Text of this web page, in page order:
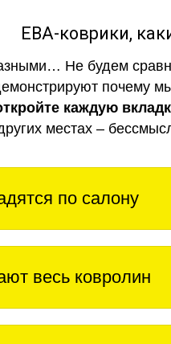
ЕВА-коврики,
Не будем
почему
каждую
местах –
по салону
весь ковролин